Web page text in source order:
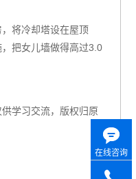
将冷却塔设在屋顶
，把女儿墙做得高过3.0
学习交流，版权归原
在线咨询